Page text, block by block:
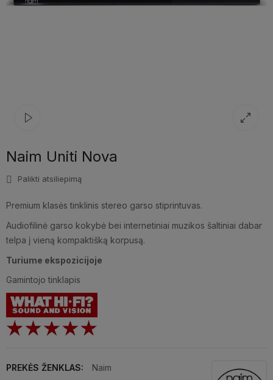
Naim Uniti Nova
Palikti atsiliepimą
Premium klasės tinklinis stereo garso stiprintuvas.
Audiofilinė garso kokybė bei internetiniai muzikos šaltiniai dabar
telpa į vieną kompaktišką korpusą.
Turiume ekspozicijoje
Gamintojo tinklapis
PREKĖS ŽENKLAS: Naim